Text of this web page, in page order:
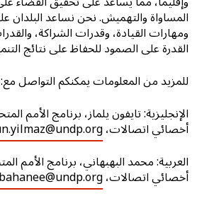
المساواة والتهميش. نحن نساعد البلدان
ومهارات القيادة، وقدرات الشراكة،
القدرة على الصمود للحفاظ على نتائج
للمزيد من المعلومات يمكنكم التواصل مع:
الإنجليزية: تايفون يلماز، برنامج الأمم
أخصائي اتصالات،
العربية: محمد البهبهاني، برنامج الأمم
أخصائي اتصالات،